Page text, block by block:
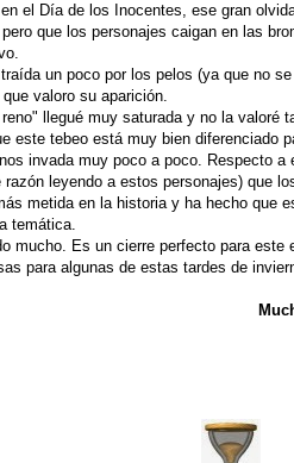
el Día de los Inocentes, ese gran
que los personajes caigan en las
un poco por los pelos (ya que no
valoro su aparición.
llegué muy saturada y no la valoré
este tebeo está muy bien diferenciado
invada muy poco a poco. Respecto a
razón leyendo a estos personajes) que
metida en la historia y ha hecho que
temática.
mucho. Es un cierre perfecto para
para algunas de estas tardes de